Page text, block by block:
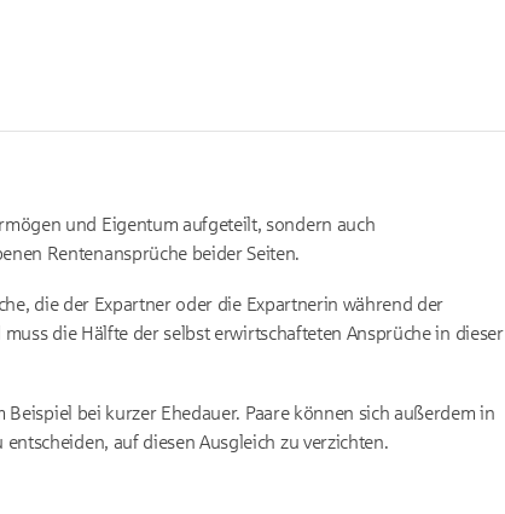
und Eigentum aufgeteilt, sondern auch
Rentenansprüche beider Seiten.
die der Expartner oder die Expartnerin während der
die Hälfte der selbst erwirtschafteten Ansprüche in dieser
bei kurzer Ehedauer. Paare können sich außerdem in
auf diesen Ausgleich zu verzichten.